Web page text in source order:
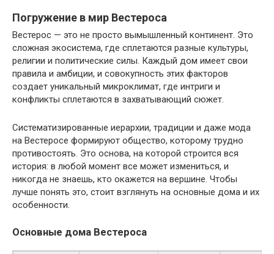
Погружение в мир Вестероса
Вестерос — это не просто вымышленный континент. Это
сложная экосистема, где сплетаются разные культуры,
религии и политические силы. Каждый дом имеет свои
правила и амбиции, и совокупность этих факторов
создает уникальный микроклимат, где интриги и
конфликты сплетаются в захватывающий сюжет.
Систематизированные иерархии, традиции и даже мода
на Вестеросе формируют общество, которому трудно
противостоять. Это основа, на которой строится вся
история: в любой момент все может измениться, и
никогда не знаешь, кто окажется на вершине. Чтобы
лучше понять это, стоит взглянуть на основные дома и их
особенности.
Основные дома Вестероса